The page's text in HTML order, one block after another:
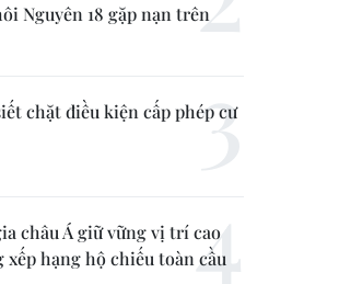
Nguyên 18 gặp nạn trên
chặt điều kiện cấp phép cư
châu Á giữ vững vị trí cao
xếp hạng hộ chiếu toàn cầu